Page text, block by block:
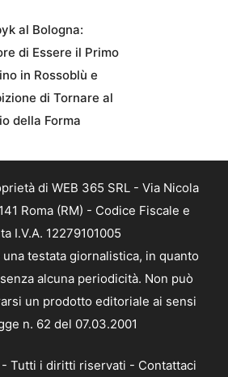
al Bologna:
di Essere il Primo
in Rossoblù e
di Tornare al
della Forma
di WEB 365 SRL - Via Nicola
Roma (RM) - Codice Fiscale e
I.V.A. 12279101005
testata giornalistica, in quanto
alcuna periodicità. Non può
un prodotto editoriale ai sensi
n. 62 del 07.03.2001
Tutti i diritti riservati - Contattaci